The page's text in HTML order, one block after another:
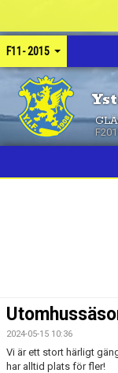
F11- 2015
TRUPPEN
DOKUMENT
2024-05-15 10:36
Vi är ett stort härligt
har alltid plats för fler!